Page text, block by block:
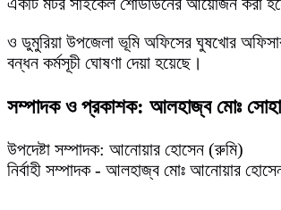
ও ডুমুরিয়া উপজেলা ভূমি অফিসের ঘুষখোর
বন্ধন কর্মসূচী ঘোষণা দেয়া হয়েছে।
সম্পাদক ও প্রকাশক: আলহাজ্ব মোঃ
উপদেষ্টা সম্পাদক: আনোয়ার হোসেন (রুমি)
নির্বাহী সম্পাদক - আলহাজ্ব মোঃ আনোয়ার